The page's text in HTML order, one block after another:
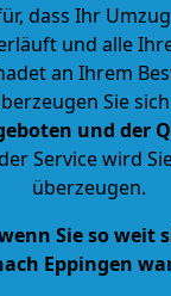
dass Ihr
und alle
an Ihrem
Sie
und der
Service wird
überzeugen.
Sie so weit
Eppingen